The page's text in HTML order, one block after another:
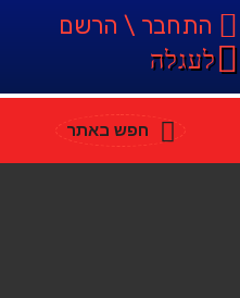
התחבר \ הרשם
לעגלה
חפש באתר